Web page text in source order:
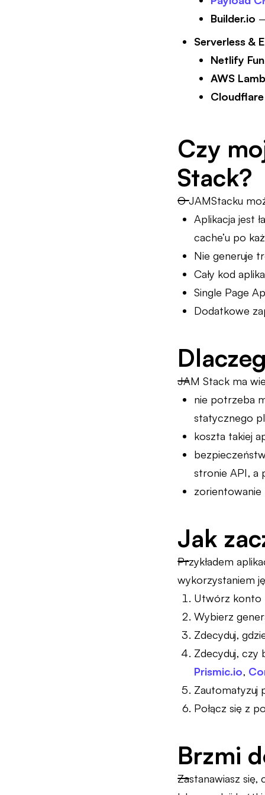
Builder.io
Serverless &
Netlify
AWS
Czy
Stack?
O JAMStacku
Aplikacja jest
cache’u po
Nie generuje
Cały kod
Single Page
Dodatkowe
JAM Stack ma
nie potrzeba
statycznego
koszta takiej
stronie API, a
zorientowanie
Jak
Przykładem
wykorzystaniem
Utwórz konto
Wybierz
Zdecyduj,
Zdecyduj, czy
Prismic.io,
Zautomatyzuj
Połącz się z
Brzmi
Zastanawiasz się,